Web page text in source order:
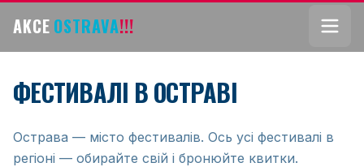
AKCE OSTRAVA!!!
ФЕСТИВАЛІ В ОСТРАВІ
Острава — місто фестивалів. Ось усі фестивалі в
регіоні — обирайте свій і бронюйте квитки.